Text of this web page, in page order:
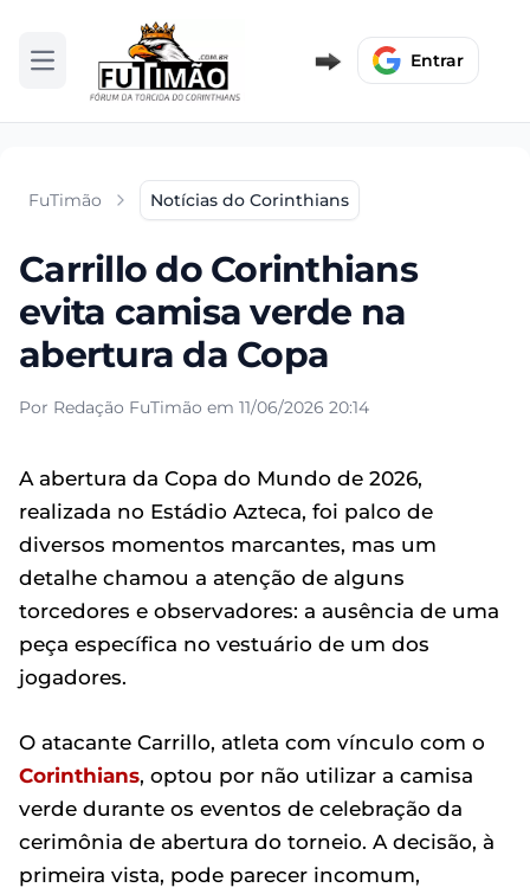
Abrir menu Entrar
FuTimão Notícias do Corinthians
Carrillo do Corinthians
evita camisa verde na
abertura da Copa
Por Redação FuTimão em 11/06/2026 20:14
A abertura da Copa do Mundo de 2026,
realizada no Estádio Azteca, foi palco de
diversos momentos marcantes, mas um
detalhe chamou a atenção de alguns
torcedores e observadores: a ausência de uma
peça específica no vestuário de um dos
jogadores.
O atacante Carrillo, atleta com vínculo com o
Corinthians, optou por não utilizar a camisa
verde durante os eventos de celebração da
cerimônia de abertura do torneio. A decisão, à
primeira vista, pode parecer incomum,